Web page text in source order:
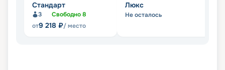
Стандарт
3 Свободно8
от9 218 ₽/ место
Люкс
Не осталось